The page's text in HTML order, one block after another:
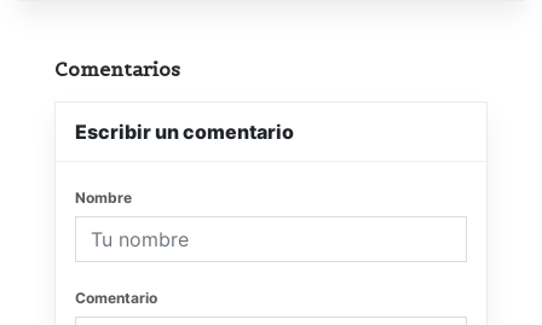
Comentarios
Escribir un comentario
Nombre
Comentario